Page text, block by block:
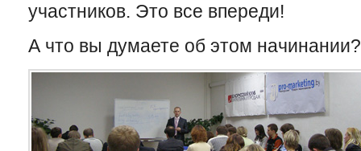
участников. Это все впереди!
А что вы думаете об этом начинании?